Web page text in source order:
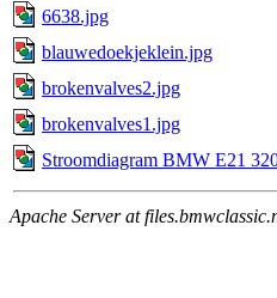
6638.jpg
blauwedoekjeklein.jpg
brokenvalves2.jpg
brokenvalves1.jpg
Stroomdiagram BMW E21
Apache Server at